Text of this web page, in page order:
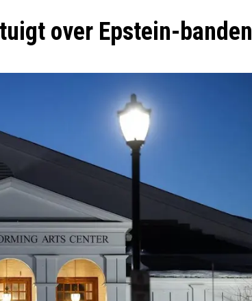
over Epstein-banden